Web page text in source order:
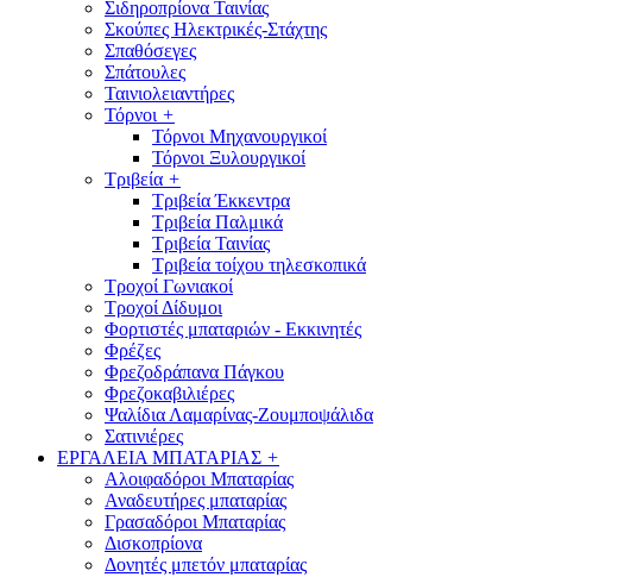
Σιδηροπρίονα Ταινίας
Σκούπες Ηλεκτρικές-Στάχτης
Σπαθόσεγες
Σπάτουλες
Ταινιολειαντήρες
Τόρνοι +
Τόρνοι Μηχανουργικοί
Τόρνοι Ξυλουργικοί
Τριβεία +
Τριβεία Έκκεντρα
Τριβεία Παλμικά
Τριβεία Ταινίας
Τριβεία τοίχου τηλεσκοπικά
Τροχοί Γωνιακοί
Τροχοί Δίδυμοι
Φορτιστές μπαταριών - Εκκινητές
Φρέζες
Φρεζοδράπανα Πάγκου
Φρεζοκαβιλιέρες
Ψαλίδια Λαμαρίνας-Ζουμποψάλιδα
Σατινιέρες
ΕΡΓΑΛΕΙΑ ΜΠΑΤΑΡΙΑΣ +
Αλοιφαδόροι Μπαταρίας
Αναδευτήρες μπαταρίας
Γρασαδόροι Μπαταρίας
Δισκοπρίονα
Δονητές μπετόν μπαταρίας